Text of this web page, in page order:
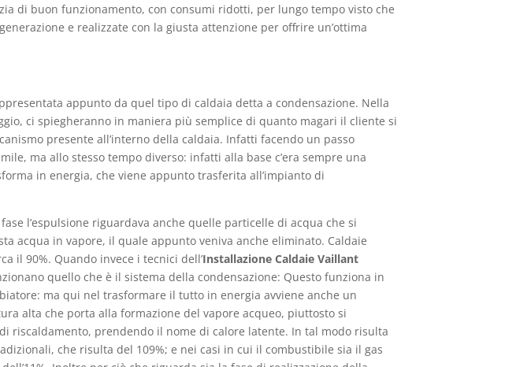
di buon funzionamento, con consumi ridotti, per lungo tempo visto che
e realizzate con la giusta attenzione per offrire un’ottima
appunto da quel tipo di caldaia detta a condensazione. Nella
ci spiegheranno in maniera più semplice di quanto magari il cliente si
presente all’interno della caldaia. Infatti facendo un passo
ma allo stesso tempo diverso: infatti alla base c’era sempre una
in energia, che viene appunto trasferita all’impianto di
l’espulsione riguardava anche quelle particelle di acqua che si
acqua in vapore, il quale appunto veniva anche eliminato. Caldaie
il 90%. Quando invece i tecnici dell’Installazione Caldaie Vaillant
quello che è il sistema della condensazione: Questo funziona in
ma qui nel trasformare il tutto in energia avviene anche un
alta che porta alla formazione del vapore acqueo, piuttosto si
riscaldamento, prendendo il nome di calore latente. In tal modo risulta
che risulta del 109%; e nei casi in cui il combustibile sia il gas